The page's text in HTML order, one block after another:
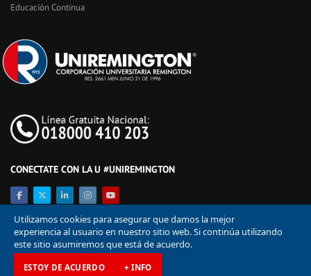
Educación Continua
CONECTATE CON LA U #UNIREMINGTON
Utilizamos cookies para asegurar que damos la mejor
experiencia al usuario en nuestro sitio web. Si continúa utilizando
este sitio asumiremos que está de acuerdo.
ESTOY DE ACUERDO + INFO